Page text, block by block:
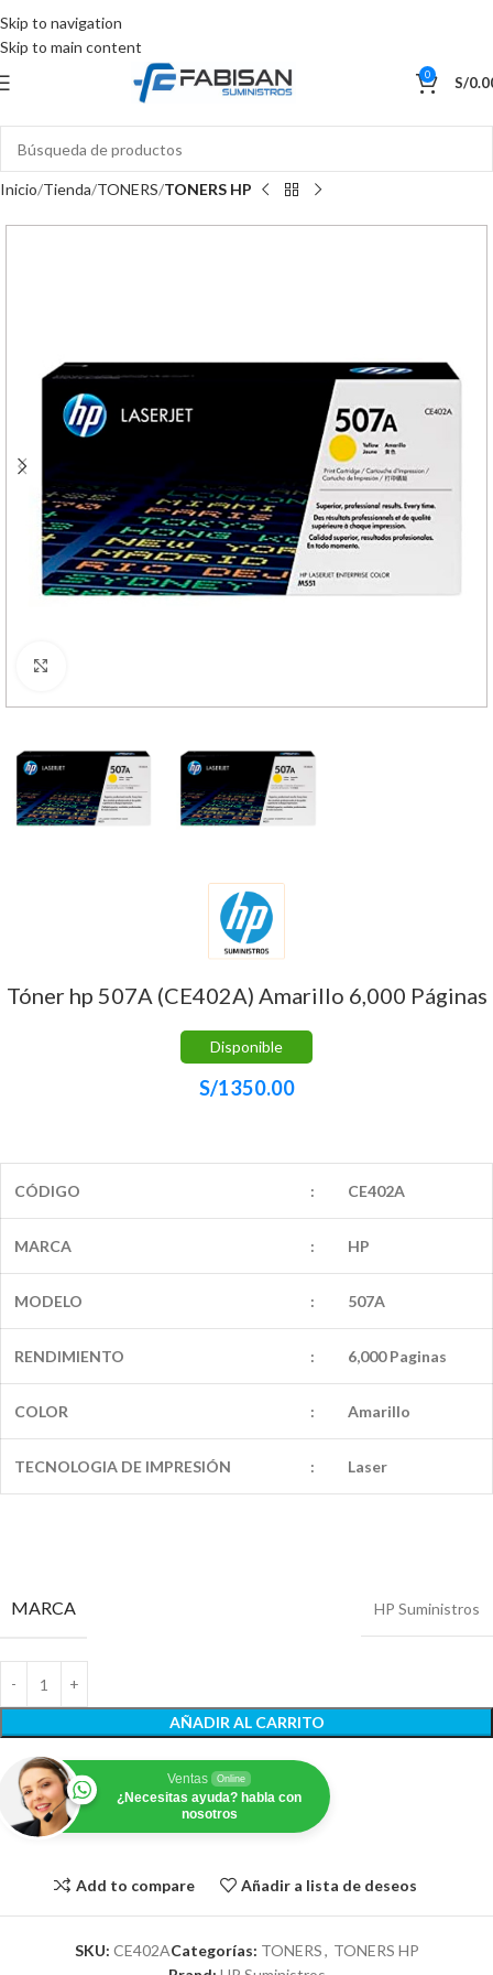
Skip to navigation
Skip to main content
0 S/
Inicio Tienda TONERS TONERS HP
Tóner hp 507A (CE402A) Amarillo 6,000 Páginas
Disponible
S/1350.00
CÓDIGO : CE402A
MARCA : HP
MODELO : 507A
RENDIMIENTO : 6,000 Paginas
COLOR : Amarillo
TECNOLOGIA DE IMPRESIÓN : Laser
MARCA HP Suministros
AÑADIR AL CARRITO
Ventas Online
¿Necesitas ayuda? habla con
nosotros
Add to compare Añadir a lista de deseos
SKU: CE402ACategorías: TONERS, TONERS HP